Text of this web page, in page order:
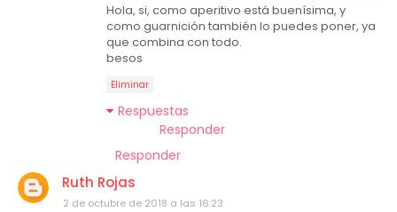
Hola, si, como aperitivo está buenísima, y
como guarnición también lo puedes poner, ya
que combina con todo.
besos
Eliminar
Respuestas
Responder
Responder
Ruth Rojas
2 de octubre de 2018 a las 16:23